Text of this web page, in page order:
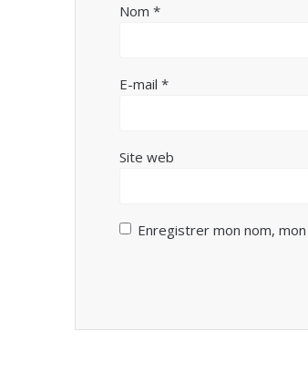
Nom*
E-mail*
Site web
Enregistrer mon nom,